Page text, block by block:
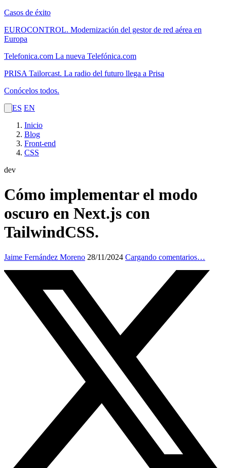
Casos de éxito
EUROCONTROL. Modernización del gestor de red aérea en
Europa
Telefonica.com La nueva Telefónica.com
PRISA Tailorcast. La radio del futuro llega a Prisa
Conócelos todos.
ES EN
Inicio
Blog
Front-end
CSS
dev
Cómo implementar el modo
oscuro en Next.js con
TailwindCSS.
Jaime Fernández Moreno 28/11/2024 Cargando comentarios…